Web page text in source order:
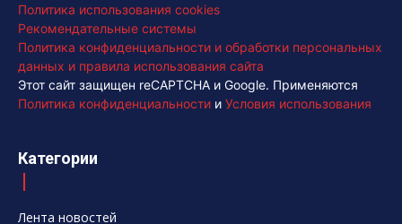
Политика использования cookies
Рекомендательные системы
Политика конфиденциальности и обработки персональных
данных и правила использования сайта
Этот сайт защищен reCAPTCHA и Google. Применяются
Политика конфиденциальности и Условия использования
Категории
Лента новостей